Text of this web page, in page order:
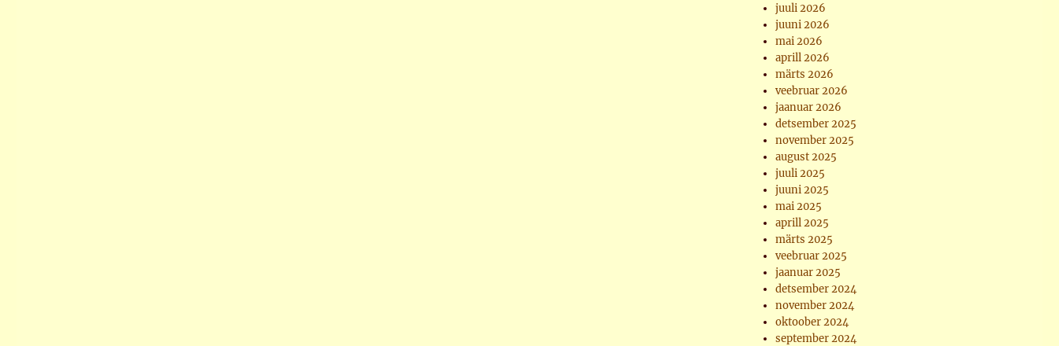
juuli 2026
juuni 2026
mai 2026
aprill 2026
märts 2026
veebruar 2026
jaanuar 2026
detsember 2025
november 2025
august 2025
juuli 2025
juuni 2025
mai 2025
aprill 2025
märts 2025
veebruar 2025
jaanuar 2025
detsember 2024
november 2024
oktoober 2024
september 2024